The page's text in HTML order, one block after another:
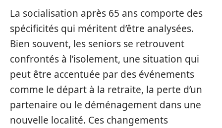
La socialisation après 65 ans comporte des
spécificités qui méritent d’être analysées.
Bien souvent, les seniors se retrouvent
confrontés à l’isolement, une situation qui
peut être accentuée par des événements
comme le départ à la retraite, la perte d’un
partenaire ou le déménagement dans une
nouvelle localité. Ces changements